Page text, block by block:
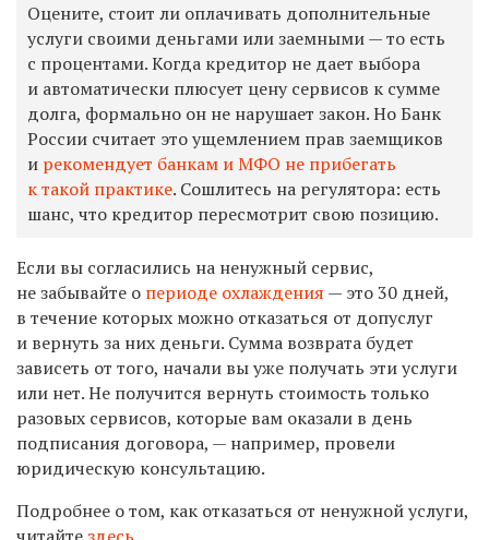
Оцените, стоит ли оплачивать дополнительные
услуги своими деньгами или заемными — то есть
с процентами. Когда кредитор не дает выбора
и автоматически плюсует цену сервисов к сумме
долга, формально он не нарушает закон. Но Банк
России считает это ущемлением прав заемщиков
и рекомендует банкам и МФО не прибегать
к такой практике. Сошлитесь на регулятора: есть
шанс, что кредитор пересмотрит свою позицию.
Если вы согласились на ненужный сервис,
не забывайте о периоде охлаждения — это 30 дней,
в течение которых можно отказаться от допуслуг
и вернуть за них деньги. Сумма возврата будет
зависеть от того, начали вы уже получать эти услуги
или нет. Не получится вернуть стоимость только
разовых сервисов, которые вам оказали в день
подписания договора, — например, провели
юридическую консультацию.
Подробнее о том, как отказаться от ненужной услуги,